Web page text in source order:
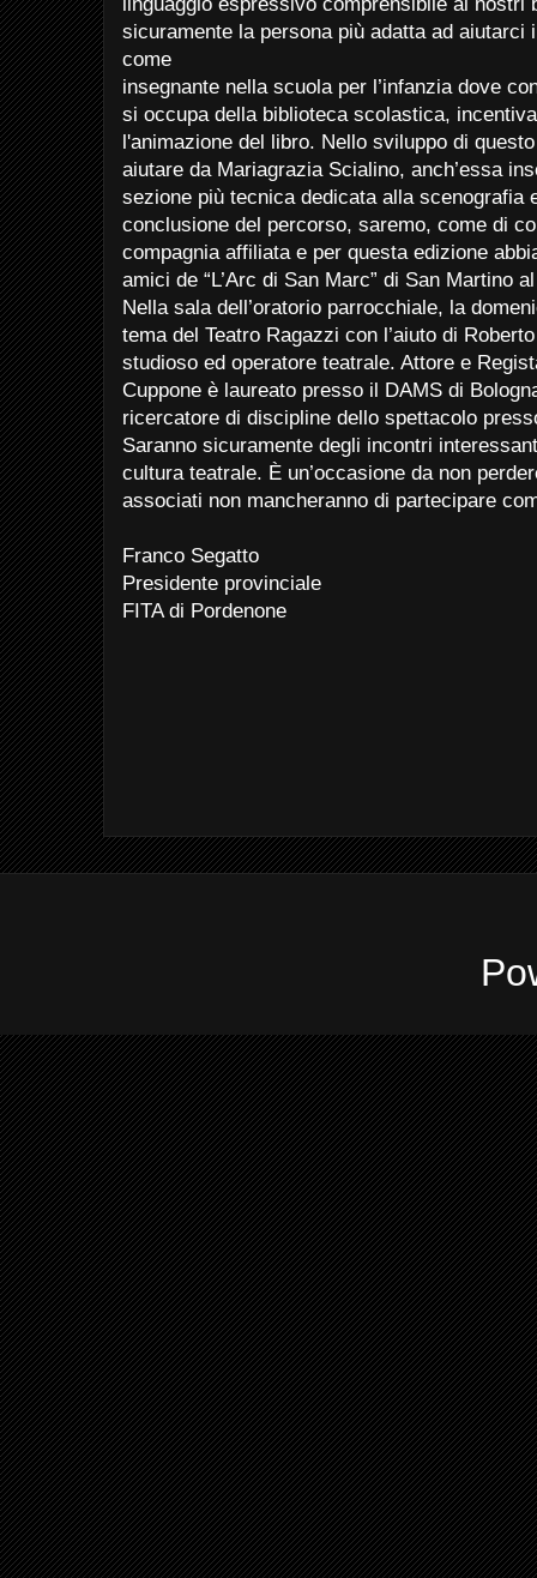
sicuramente la persona più adatta ad
come
insegnante nella scuola per l’infanzia dove
si occupa della biblioteca scolastica,
l'animazione del libro. Nello sviluppo di
aiutare da Mariagrazia Scialino, anch’essa
sezione più tecnica dedicata alla scenografia
conclusione del percorso, saremo, come di
compagnia affiliata e per questa edizione
amici de “L’Arc di San Marc” di San Martino
Nella sala dell’oratorio parrocchiale, la
tema del Teatro Ragazzi con l’aiuto di
studioso ed operatore teatrale. Attore e
Cuppone è laureato presso il DAMS di
ricercatore di discipline dello spettacolo
Saranno sicuramente degli incontri
cultura teatrale. È un’occasione da non
associati non mancheranno di partecipare
Franco Segatto
Presidente provinciale
FITA di Pordenone